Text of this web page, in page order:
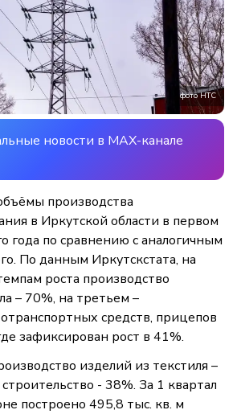
фото НТС
новости в MAX-канале
производства
в Иркутской области в первом
года по сравнению с аналогичным
По данным Иркутскстата, на
роста производство
– 70%, на третьем –
средств, прицепов
зафиксирован рост в 41%.
изделий из текстиля –
- 38%. За 1 квартал
построено 495,8 тыс. кв. м